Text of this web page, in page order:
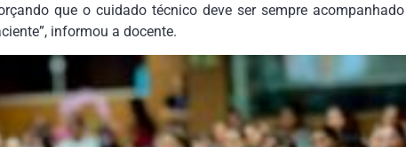
que o cuidado técnico deve ser sempre
informou a docente.